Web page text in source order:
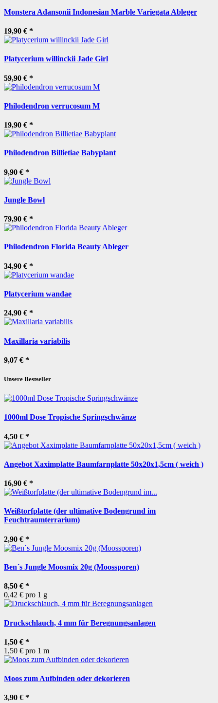
Monstera Adansonii Indonesian Marble Variegata Ableger
19,90 € *
Platycerium willinckii Jade Girl
59,90 € *
Philodendron verrucosum M
19,90 € *
Philodendron Billietiae Babyplant
9,90 € *
Jungle Bowl
79,90 € *
Philodendron Florida Beauty Ableger
34,90 € *
Platycerium wandae
24,90 € *
Maxillaria variabilis
9,07 € *
Unsere Bestseller
1000ml Dose Tropische Springschwänze
4,50 € *
Angebot Xaximplatte Baumfarnplatte 50x20x1,5cm ( weich )
16,90 € *
Weißtorfplatte (der ultimative Bodengrund im
Feuchtraumterrarium)
2,90 € *
Ben´s Jungle Moosmix 20g (Moossporen)
8,50 € *
0,42 € pro 1 g
Druckschlauch, 4 mm für Beregnungsanlagen
1,50 € *
1,50 € pro 1 m
Moos zum Aufbinden oder dekorieren
3,90 € *